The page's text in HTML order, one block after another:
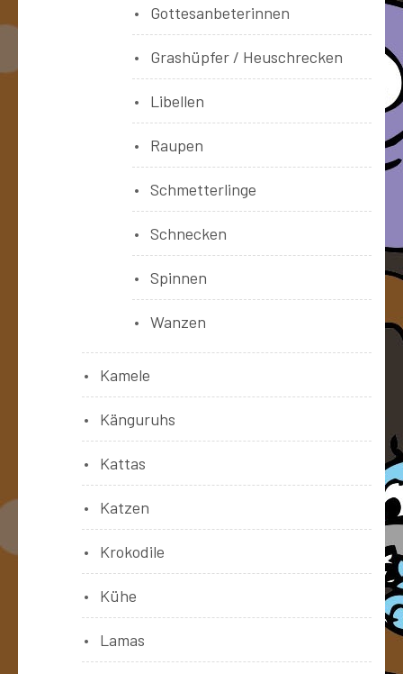
Gottesanbeterinnen
Grashüpfer / Heuschrecken
Libellen
Raupen
Schmetterlinge
Schnecken
Spinnen
Wanzen
Kamele
Känguruhs
Kattas
Katzen
Krokodile
Kühe
Lamas